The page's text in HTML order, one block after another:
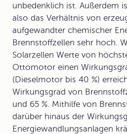
unbedenklich ist. Außerdem
also das Verhältnis von
aufgewandter chemischer
Brennstoffzellen sehr hoch.
Solarzellen Werte von
Ottomotor einen
(Dieselmotor bis 40 %)
Wirkungsgrad von
und 65 %. Mithilfe von
darüber hinaus der
Energiewandlungsanlagen